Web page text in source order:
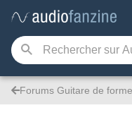
Forums Guitare de